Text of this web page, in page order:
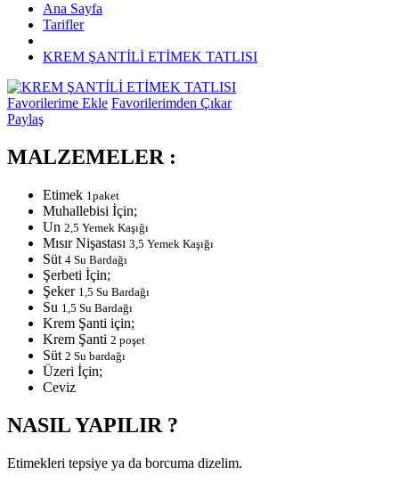
Ana Sayfa
Tarifler
KREM ŞANTİLİ ETİMEK TATLISI
Favorilerime Ekle Favorilerimden Çıkar
Paylaş
MALZEMELER :
Etimek 1paket
Muhallebisi İçin;
Un 2,5 Yemek Kaşığı
Mısır Nişastası 3,5 Yemek Kaşığı
Süt 4 Su Bardağı
Şerbeti İçin;
Şeker 1,5 Su Bardağı
Su 1,5 Su Bardağı
Krem Şanti için;
Krem Şanti 2 poşet
Süt 2 Su bardağı
Üzeri İçin;
Ceviz
NASIL YAPILIR ?
Etimekleri tepsiye ya da borcuma dizelim.